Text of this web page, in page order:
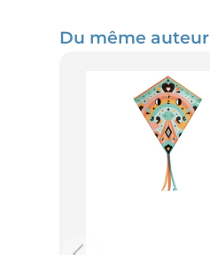
Du même auteur